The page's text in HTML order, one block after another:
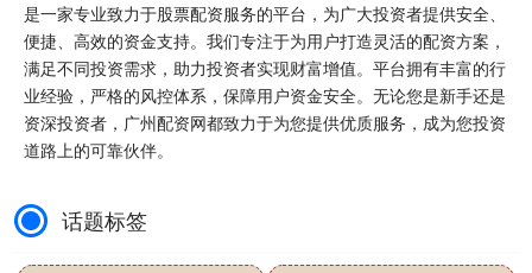
是一家专业致力于股票配资服务的平台，为广大投资者提供安全、
便捷、高效的资金支持。我们专注于为用户打造灵活的配资方案，
满足不同投资需求，助力投资者实现财富增值。平台拥有丰富的行
业经验，严格的风控体系，保障用户资金安全。无论您是新手还是
资深投资者，广州配资网都致力于为您提供优质服务，成为您投资
道路上的可靠伙伴。
话题标签